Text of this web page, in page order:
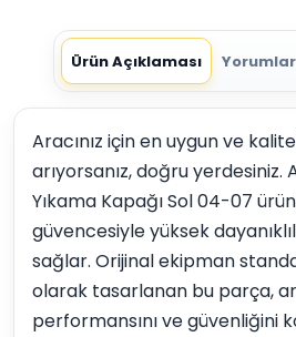
Ürün Açıklaması Yorumlar
Aracınız için en uygun ve
arıyorsanız, doğru yerdesiniz.
Yıkama Kapağı Sol 04-07
güvencesiyle yüksek
sağlar. Orijinal ekipman
olarak tasarlanan bu parça,
performansını ve güvenliğini